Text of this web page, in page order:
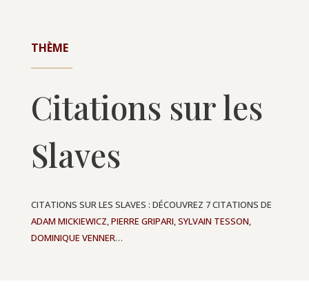
THÈME
Citations sur les
Slaves
CITATIONS SUR LES SLAVES : DÉCOUVREZ 7 CITATIONS DE
ADAM MICKIEWICZ,PIERRE GRIPARI,SYLVAIN TESSON,
DOMINIQUE VENNER…